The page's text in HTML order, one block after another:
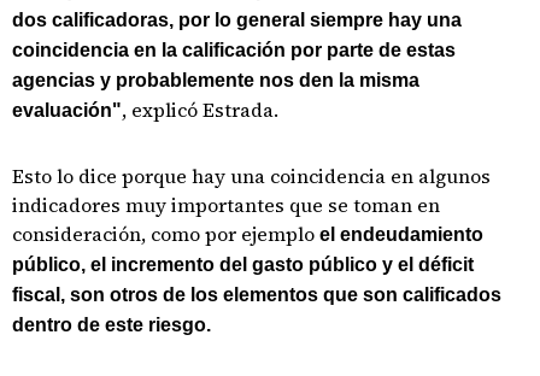
dos calificadoras, por lo general siempre hay una
coincidencia en la calificación por parte de estas
agencias y probablemente nos den la misma
evaluación", explicó Estrada.
Esto lo dice porque hay una coincidencia en algunos
indicadores muy importantes que se toman en
consideración, como por ejemplo el endeudamiento
público, el incremento del gasto público y el déficit
fiscal, son otros de los elementos que son calificados
dentro de este riesgo.